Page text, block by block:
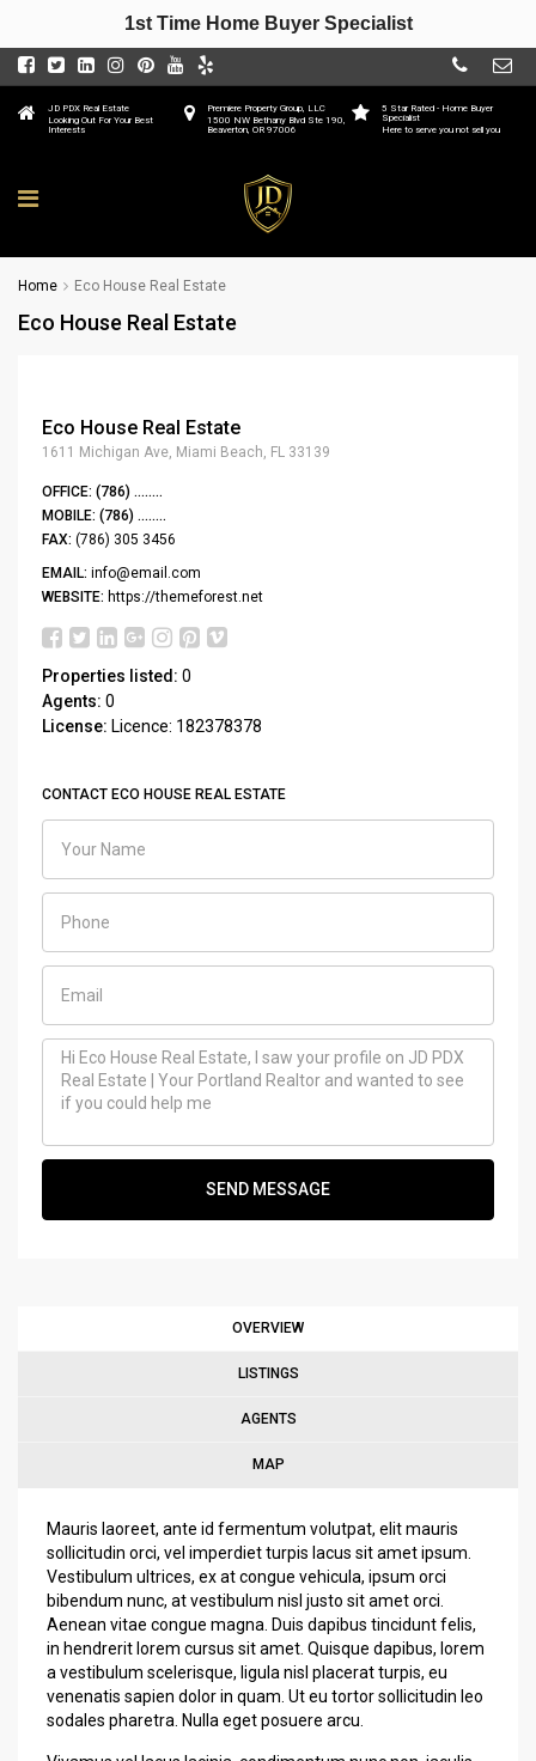
5 Star Rated - Home Buyer
Specialist
Here to serve you not sell you
Premiere Property Group, LLC
1500 NW Bethany Blvd Ste 190,
Beaverton, OR 97006
JD PDX Real Estate
Looking Out For Your Best
Interests
Home Eco House Real Estate
Eco House Real Estate
Eco House Real Estate
1611 Michigan Ave, Miami Beach, FL 33139
OFFICE: (786) ........
MOBILE: (786) ........
FAX: (786) 305 3456
EMAIL: info@email.com
WEBSITE: https://themeforest.net
Properties listed: 0
Agents: 0
License: Licence: 182378378
CONTACT ECO HOUSE REAL ESTATE
SEND MESSAGE
OVERVIEW
LISTINGS
AGENTS
MAP
Mauris laoreet, ante id fermentum volutpat, elit mauris
sollicitudin orci, vel imperdiet turpis lacus sit amet ipsum.
Vestibulum ultrices, ex at congue vehicula, ipsum orci
bibendum nunc, at vestibulum nisl justo sit amet orci.
Aenean vitae congue magna. Duis dapibus tincidunt felis,
in hendrerit lorem cursus sit amet. Quisque dapibus, lorem
a vestibulum scelerisque, ligula nisl placerat turpis, eu
venenatis sapien dolor in quam. Ut eu tortor sollicitudin leo
sodales pharetra. Nulla eget posuere arcu.
1st Time Home Buyer Specialist